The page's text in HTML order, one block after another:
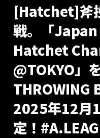
[Hatchet]斧
戦。「
Hatchet
@TOKYO」
THROWING
2025年12月
定！